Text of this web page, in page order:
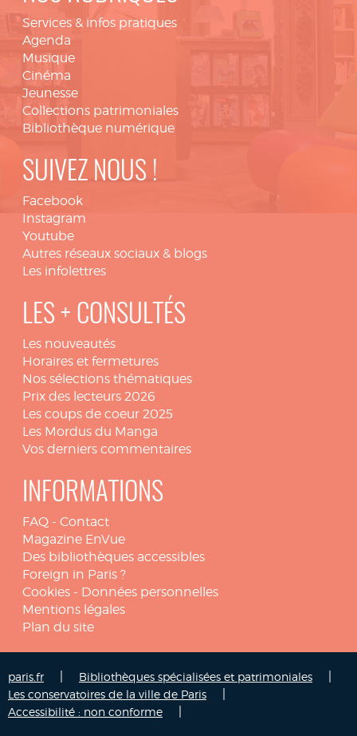
Services & infos pratiques
Agenda
Musique
Cinéma
Jeunesse
Collections patrimoniales
Bibliothèque numérique
SUIVEZ NOUS !
Facebook
Instagram
Youtube
Autres réseaux sociaux & blogs
Les infolettres
LES + CONSULTÉS
Les nouveautés
Horaires et fermetures
Nos sélections thématiques
Prix des lecteurs 2026
Les coups de coeur 2025
Les Mordus du Manga
Vos derniers commentaires
INFORMATIONS
FAQ - Contact
Magazine EnVue
Des bibliothèques accessibles
Foreign in Paris ?
Cookies - Données personnelles
Mentions légales
Plan du site
paris.fr Bibliothèques spécialisées et patrimoniales
Les conservatoires de la ville de Paris
Accessibilité : non conforme